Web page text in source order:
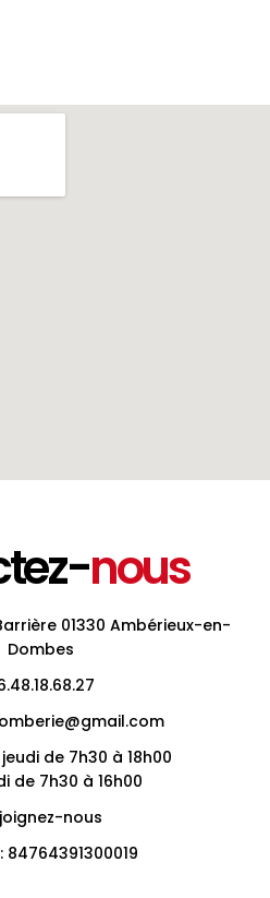
nous
01330 Ambérieux-en-
Dombes
de 7h30 à 18h00
de 7h30 à 16h00
nous
84764391300019